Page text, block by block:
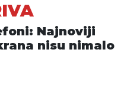
Najnoviji
nisu nimalo